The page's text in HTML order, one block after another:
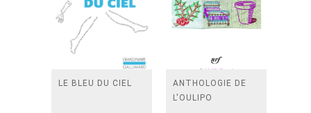
LE BLEU DU CIEL
ANTHOLOGIE DE
L'OULIPO